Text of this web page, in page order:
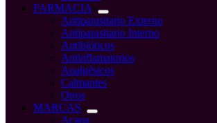
FARMACIA
Antiparasitario Externo
Antiparasitario Interno
Antibióticos
Antinflamatorios
Analgésicos
Calmantes
Otros
MARCAS
Acana